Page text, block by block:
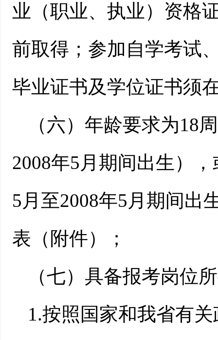
业（职业、执业）资格
前取得；参加自学考试
毕业证书及学位证书须
（六）年龄要求为18
2008年5 月期间出生）
5 月至2008年5 月期间出
表（附件）；
（七）具备报考岗位
1.按照国家和我省有